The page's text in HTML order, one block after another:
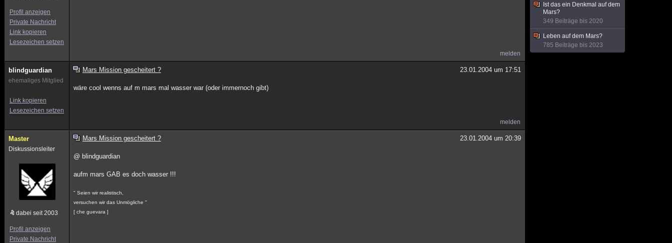
Profil anzeigen
Private Nachricht
Link kopieren
Lesezeichen setzen
melden
blindguardian
ehemaliges Mitglied
Link kopieren
Lesezeichen setzen
Mars Mission gescheitert ? 23.01.2004 um 17:51
wäre cool wenns auf m mars mal wasser war (oder immernoch gibt)
melden
Master
Diskussionsleiter
dabei seit 2003
Profil anzeigen
Private Nachricht
Mars Mission gescheitert ? 23.01.2004 um 20:39
@ blindguardian
aufm mars GAB es doch wasser !!!
" Seien wir realistisch,
versuchen wir das Unmögliche "
[ che guevara ]
Ist das ein Denkmal auf dem
Mars?
349 Beiträge bis 2020
Leben auf dem Mars?
785 Beiträge bis 2023